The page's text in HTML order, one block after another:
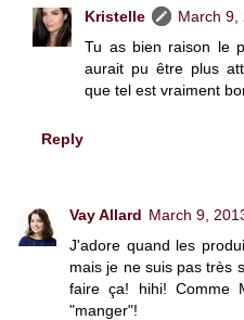
Kristelle
March 9,
Tu as bien raison le
aurait pu être plus
que tel est vraiment
Reply
Vay Allard March 9,
J'adore quand les
mais je ne suis pas très
faire ça! hihi! Comme
"manger"!